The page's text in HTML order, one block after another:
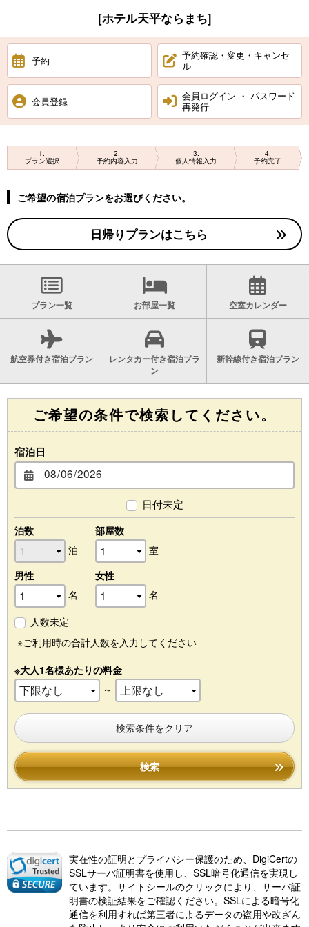
[ホテル天平ならまち]
予約
予約確認・変更・キャンセ
ル
会員登録
会員ログイン ・ パスワード
再発行
1
プラン選択
2
予約内容入力
3
個人情報入力
4
予約完了
ご希望の宿泊プランをお選びください。
日帰りプランはこちら
プラン一覧 お部屋一覧 空室カレンダー
航空券付き宿泊プラン
レンタカー付き宿泊プラ
ン
新幹線付き宿泊プラン
ご希望の条件で検索してください。
宿泊日
日付未定
泊数
泊
部屋数
室
男性
名
女性
名
人数未定
※ご利用時の合計人数を入力してください
※大人1名様あたりの料金
～
検索条件をクリア
検索
実在性の証明とプライバシー保護のため、DigiCertの
SSLサーバ証明書を使用し、SSL暗号化通信を実現し
ています。サイトシールのクリックにより、サーバ証
明書の検証結果をご確認ください。SSLによる暗号化
通信を利用すれば第三者によるデータの盗用や改ざん